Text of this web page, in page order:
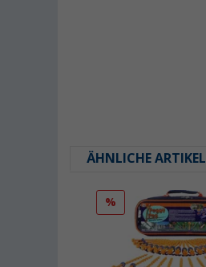
ÄHNLICHE ARTIKEL
%